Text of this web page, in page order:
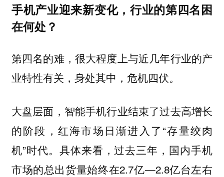
手机产业迎来新变化，行业的第四名困
在何处？
第四名的难，很大程度上与近几年行业的产
业特性有关，身处其中，危机四伏。
大盘层面，智能手机行业结束了过去高增长
的阶段，红海市场日渐进入了“存量绞肉
机”时代。具体来看，过去三年，国内手机
市场的总出货量始终在2.7亿—2.8亿台左右